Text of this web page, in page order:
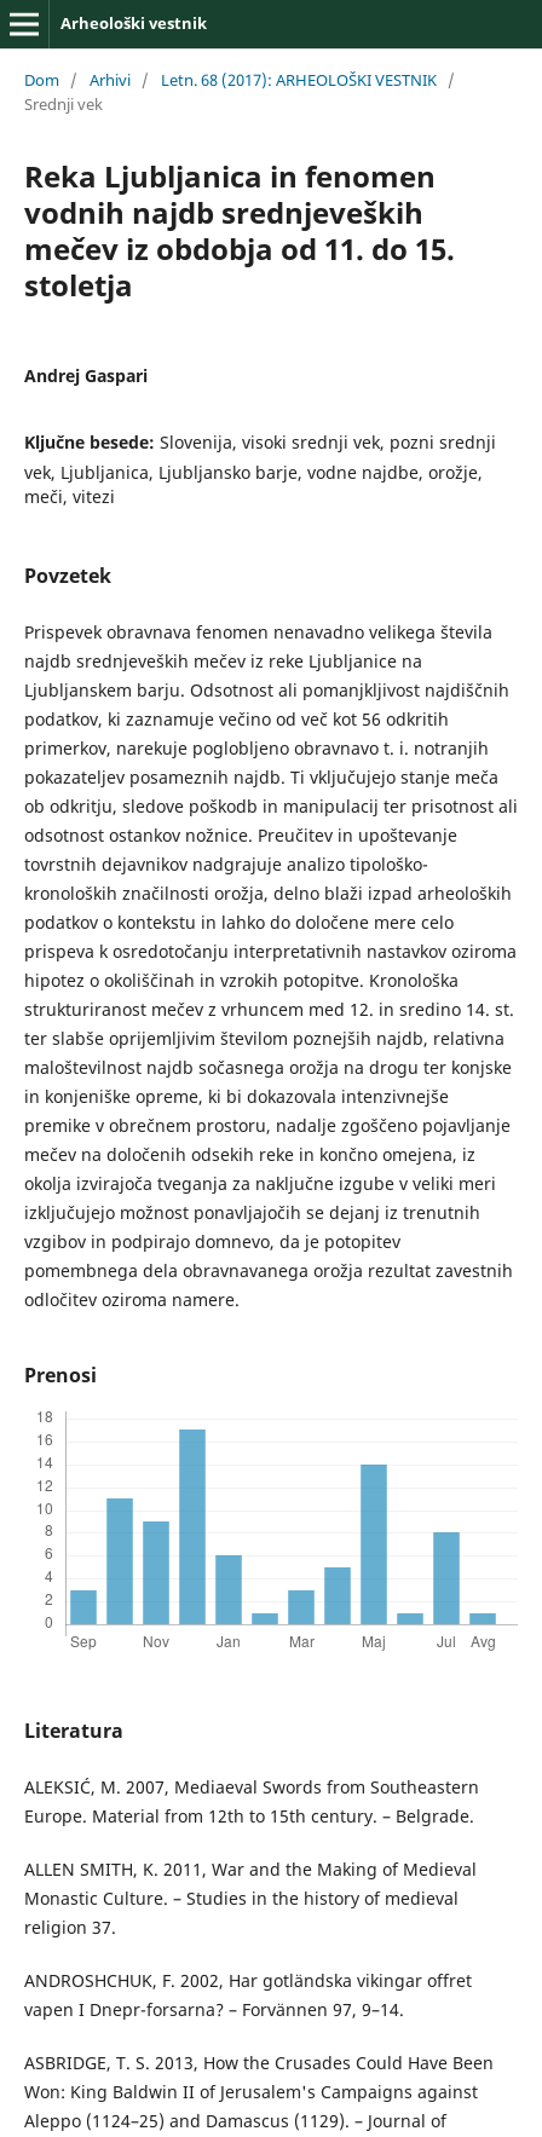
Arheološki vestnik
Dom / Arhivi / Letn. 68 (2017): ARHEOLOŠKI VESTNIK /
Srednji vek
Reka Ljubljanica in fenomen
vodnih najdb srednjeveških
mečev iz obdobja od 11. do 15.
stoletja
Andrej Gaspari
Ključne besede: Slovenija, visoki srednji vek, pozni srednji
vek, Ljubljanica, Ljubljansko barje, vodne najdbe, orožje,
meči, vitezi
Povzetek
Prispevek obravnava fenomen nenavadno velikega števila
najdb srednjeveških mečev iz reke Ljubljanice na
Ljubljanskem barju. Odsotnost ali pomanjkljivost najdiščnih
podatkov, ki zaznamuje večino od več kot 56 odkritih
primerkov, narekuje poglobljeno obravnavo t. i. notranjih
pokazateljev posameznih najdb. Ti vključujejo stanje meča
ob odkritju, sledove poškodb in manipulacij ter prisotnost ali
odsotnost ostankov nožnice. Preučitev in upoštevanje
tovrstnih dejavnikov nadgrajuje analizo tipološko-
kronoloških značilnosti orožja, delno blaži izpad arheoloških
podatkov o kontekstu in lahko do določene mere celo
prispeva k osredotočanju interpretativnih nastavkov oziroma
hipotez o okoliščinah in vzrokih potopitve. Kronološka
strukturiranost mečev z vrhuncem med 12. in sredino 14. st.
ter slabše oprijemljivim številom poznejših najdb, relativna
maloštevilnost najdb sočasnega orožja na drogu ter konjske
in konjeniške opreme, ki bi dokazovala intenzivnejše
premike v obrečnem prostoru, nadalje zgoščeno pojavljanje
mečev na določenih odsekih reke in končno omejena, iz
okolja izvirajoča tveganja za naključne izgube v veliki meri
izključujejo možnost ponavljajočih se dejanj iz trenutnih
vzgibov in podpirajo domnevo, da je potopitev
pomembnega dela obravnavanega orožja rezultat zavestnih
odločitev oziroma namere.
Prenosi
Literatura
ALEKSIĆ, M. 2007, Mediaeval Swords from Southeastern
Europe. Material from 12th to 15th century. – Belgrade.
ALLEN SMITH, K. 2011, War and the Making of Medieval
Monastic Culture. – Studies in the history of medieval
religion 37.
ANDROSHCHUK, F. 2002, Har gotländska vikingar offret
vapen I Dnepr-forsarna? – Forvännen 97, 9–14.
ASBRIDGE, T. S. 2013, How the Crusades Could Have Been
Won: King Baldwin II of Jerusalem's Campaigns against
Aleppo (1124–25) and Damascus (1129). – Journal of